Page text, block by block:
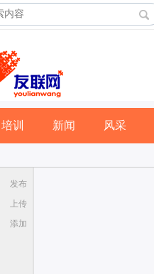
培训 新闻 风采
发布
上传
添加